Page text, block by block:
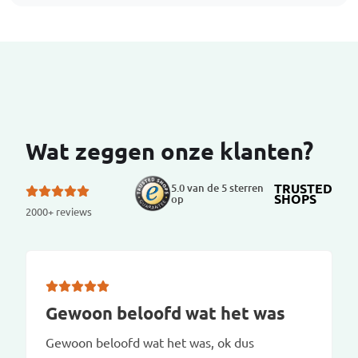
Wat zeggen onze klanten?
2000+ reviews
5.0 van de 5 sterren
op
TRUSTED
SHOPS
Gewoon beloofd wat het was
Gewoon beloofd wat het was, ok dus